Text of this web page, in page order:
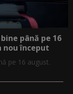
până pe 16
nou început
pe 16 august.